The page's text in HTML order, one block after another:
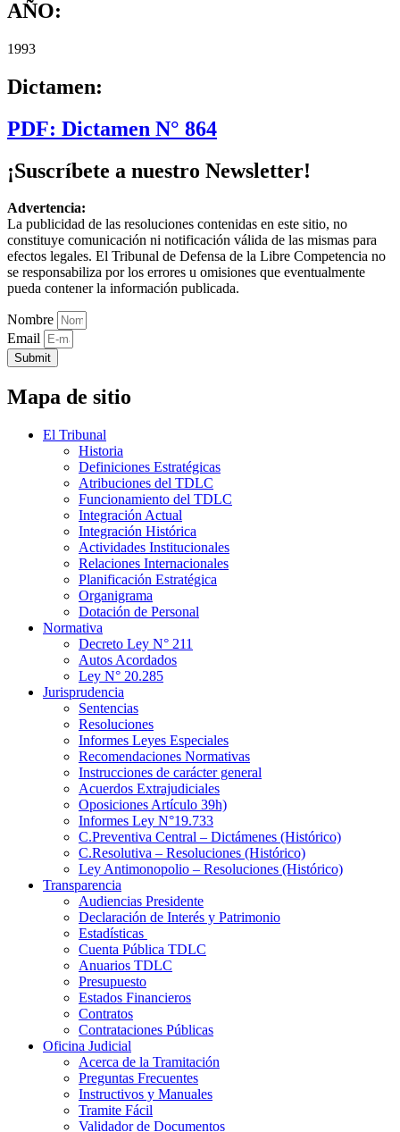
AÑO:
1993
Dictamen:
PDF: Dictamen N° 864
¡Suscríbete a nuestro Newsletter!
Advertencia:
La publicidad de las resoluciones contenidas en este sitio, no
constituye comunicación ni notificación válida de las mismas para
efectos legales. El Tribunal de Defensa de la Libre Competencia no
se responsabiliza por los errores u omisiones que eventualmente
pueda contener la información publicada.
Nombre
Email
Submit
Mapa de sitio
El Tribunal
Historia
Definiciones Estratégicas
Atribuciones del TDLC
Funcionamiento del TDLC
Integración Actual
Integración Histórica
Actividades Institucionales
Relaciones Internacionales
Planificación Estratégica
Organigrama
Dotación de Personal
Normativa
Decreto Ley N° 211
Autos Acordados
Ley N° 20.285
Jurisprudencia
Sentencias
Resoluciones
Informes Leyes Especiales
Recomendaciones Normativas
Instrucciones de carácter general
Acuerdos Extrajudiciales
Oposiciones Artículo 39h)
Informes Ley N°19.733
C.Preventiva Central – Dictámenes (Histórico)
C.Resolutiva – Resoluciones (Histórico)
Ley Antimonopolio – Resoluciones (Histórico)
Transparencia
Audiencias Presidente
Declaración de Interés y Patrimonio
Estadísticas
Cuenta Pública TDLC
Anuarios TDLC
Presupuesto
Estados Financieros
Contratos
Contrataciones Públicas
Oficina Judicial
Acerca de la Tramitación
Preguntas Frecuentes
Instructivos y Manuales
Tramite Fácil
Validador de Documentos